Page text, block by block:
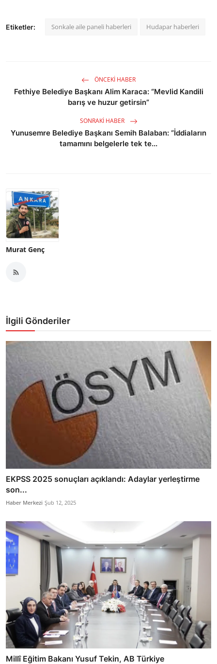
Etiketler: Sonkale aile paneli haberleri Hudapar haberleri
ÖNCEKI HABER
Fethiye Belediye Başkanı Alim Karaca: “Mevlid Kandili
barış ve huzur getirsin”
SONRAKI HABER
Yunusemre Belediye Başkanı Semih Balaban: “İddiaların
tamamını belgelerle tek te...
Murat Genç
İlgili Gönderiler
EKPSS 2025 sonuçları açıklandı: Adaylar yerleştirme
son...
Haber Merkezi Şub 12, 2025
Millî Eğitim Bakanı Yusuf Tekin, AB Türkiye